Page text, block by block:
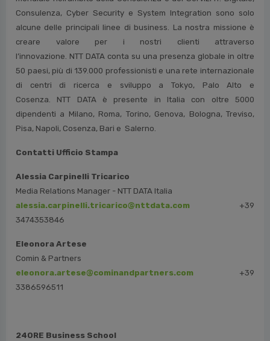
Consulenza, Cyber Security e System Integration sono solo
alcune delle principali linee di business. La nostra missione è
creare valore per i nostri clienti attraverso
l’innovazione. NTT DATA conta su una presenza globale in oltre
50 paesi, più di 139.000 professionisti e una rete internazionale
di centri di ricerca e sviluppo a Tokyo, Palo Alto e
Cosenza. NTT DATA è presente in Italia con oltre 5000
dipendenti a Milano, Roma, Torino, Genova, Bologna, Treviso,
Pisa, Napoli, Cosenza, Bari e Salerno.
Contatti Ufficio Stampa
Alessia Carpinelli Tricarico
Media Relations Manager - NTT DATA Italia
alessia.carpinelli.tricarico@nttdata.com +39
3474353846
Eleonora Artese
Comin & Partners
eleonora.artese@cominandpartners.com
+39
3386596511
24ORE Business School